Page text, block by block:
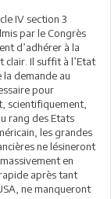
IV section 3
par le Congrès
d’adhérer à la
clair. Il suffit à l’Etat
demande au
pour
scientifiquement,
rang des Etats
les grandes
ne lésineront
en
après tant
ne manqueront